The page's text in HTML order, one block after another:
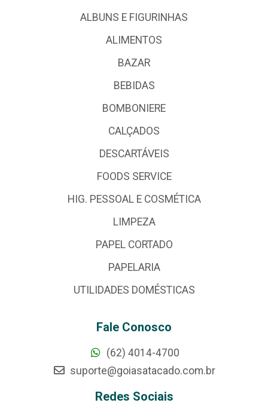
ALBUNS E FIGURINHAS
ALIMENTOS
BAZAR
BEBIDAS
BOMBONIERE
CALÇADOS
DESCARTÁVEIS
FOODS SERVICE
HIG. PESSOAL E COSMÉTICA
LIMPEZA
PAPEL CORTADO
PAPELARIA
UTILIDADES DOMÉSTICAS
Fale Conosco
(62) 4014-4700
suporte@goiasatacado.com.br
Redes Sociais